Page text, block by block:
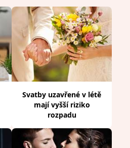
Svatby uzavřené v létě
mají vyšší riziko
rozpadu